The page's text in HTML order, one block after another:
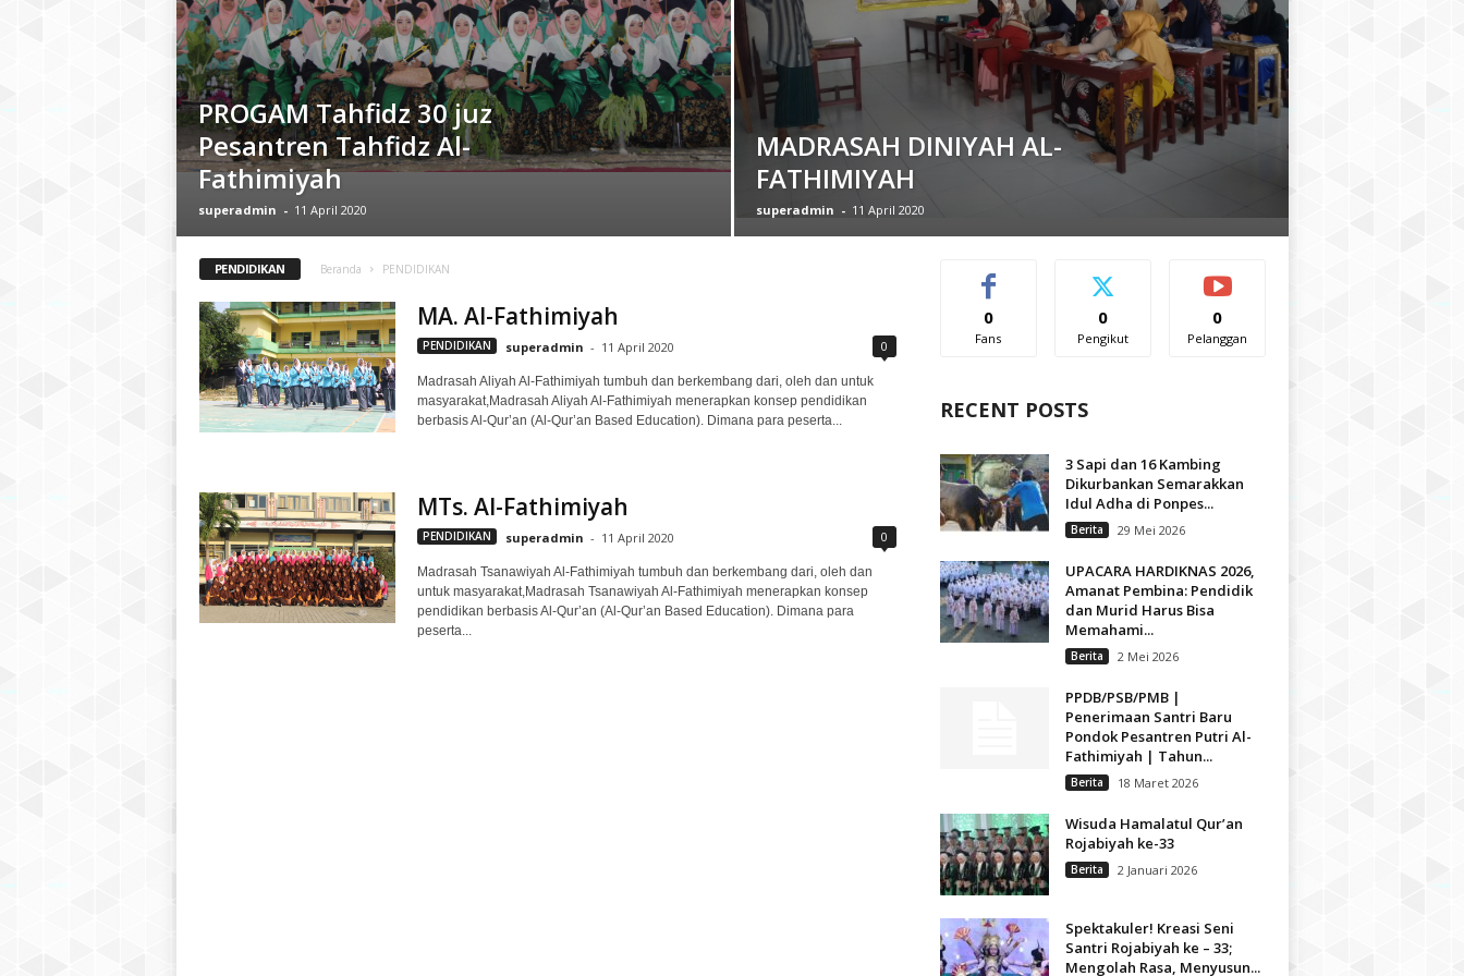
n
P
u
t
r
A
l
PROGAM Tahfidz 30 juz
Pesantren Tahfidz Al-
Fathimiyah
superadmin - 11 April 2020
MADRASAH DINIYAH AL-
FATHIMIYAH
superadmin - 11 April 2020
PENDIDIKAN Beranda PENDIDIKAN
MA. Al-Fathimiyah
PENDIDIKAN superadmin - 11 April 2020 0
Madrasah Aliyah Al-Fathimiyah tumbuh dan berkembang dari, oleh dan untuk
masyarakat,Madrasah Aliyah Al-Fathimiyah menerapkan konsep pendidikan
berbasis Al-Qur’an (Al-Qur’an Based Education). Dimana para peserta...
MTs. Al-Fathimiyah
PENDIDIKAN superadmin - 11 April 2020 0
Madrasah Tsanawiyah Al-Fathimiyah tumbuh dan berkembang dari, oleh dan
untuk masyarakat,Madrasah Tsanawiyah Al-Fathimiyah menerapkan konsep
pendidikan berbasis Al-Qur’an (Al-Qur’an Based Education). Dimana para
peserta...
0
Fans
0
Pengikut
0
Pelanggan
RECENT POSTS
3 Sapi dan 16 Kambing
Dikurbankan Semarakkan
Idul Adha di Ponpes...
Berita 29 Mei 2026
UPACARA HARDIKNAS 2026,
Amanat Pembina: Pendidik
dan Murid Harus Bisa
Memahami...
Berita 2 Mei 2026
PPDB/PSB/PMB |
Penerimaan Santri Baru
Pondok Pesantren Putri Al-
Fathimiyah | Tahun...
Berita 18 Maret 2026
Wisuda Hamalatul Qur’an
Rojabiyah ke-33
Berita 2 Januari 2026
Spektakuler! Kreasi Seni
Santri Rojabiyah ke – 33;
Mengolah Rasa, Menyusun...